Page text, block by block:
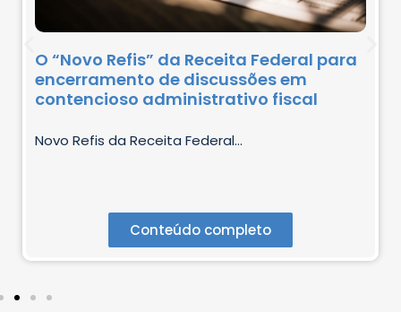
O “Novo Refis” da Receita Federal para
encerramento de discussões em
contencioso administrativo fiscal
Novo Refis da Receita Federal...
Conteúdo completo